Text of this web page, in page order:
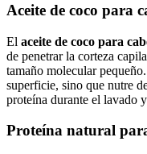
Aceite de coco para
El aceite de coco para
de penetrar la corteza
tamaño molecular
superficie, sino que nutre
proteína durante el lavado
Proteína natural